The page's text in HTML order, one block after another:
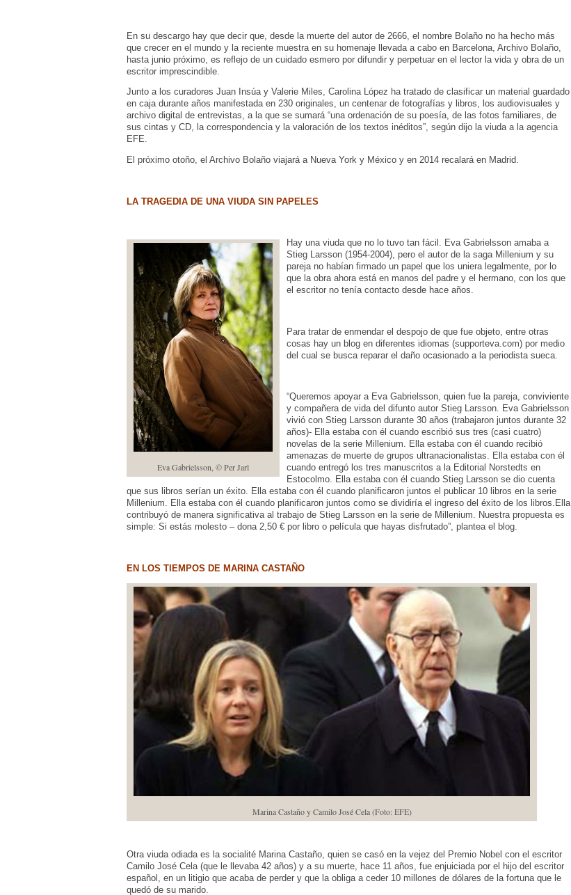
En su descargo hay que decir que, desde la muerte del autor de 2666, el nombre Bolaño no ha hecho más
que crecer en el mundo y la reciente muestra en su homenaje llevada a cabo en Barcelona, Archivo Bolaño,
hasta junio próximo, es reflejo de un cuidado esmero por difundir y perpetuar en el lector la vida y obra de un
escritor imprescindible.
Junto a los curadores Juan Insúa y Valerie Miles, Carolina López ha tratado de clasificar un material guardado
en caja durante años manifestada en 230 originales, un centenar de fotografías y libros, los audiovisuales y
archivo digital de entrevistas, a la que se sumará “una ordenación de su poesía, de las fotos familiares, de
sus cintas y CD, la correspondencia y la valoración de los textos inéditos”, según dijo la viuda a la agencia
EFE.
El próximo otoño, el Archivo Bolaño viajará a Nueva York y México y en 2014 recalará en Madrid.
LA TRAGEDIA DE UNA VIUDA SIN PAPELES
Eva Gabrielsson, © Per Jarl
Hay una viuda que no lo tuvo tan fácil. Eva Gabrielsson amaba a
Stieg Larsson (1954-2004), pero el autor de la saga Millenium y su
pareja no habían firmado un papel que los uniera legalmente, por lo
que la obra ahora está en manos del padre y el hermano, con los que
el escritor no tenía contacto desde hace años.
Para tratar de enmendar el despojo de que fue objeto, entre otras
cosas hay un blog en diferentes idiomas (supporteva.com) por medio
del cual se busca reparar el daño ocasionado a la periodista sueca.
“Queremos apoyar a Eva Gabrielsson, quien fue la pareja, conviviente
y compañera de vida del difunto autor Stieg Larsson. Eva Gabrielsson
vivió con Stieg Larsson durante 30 años (trabajaron juntos durante 32
años)- Ella estaba con él cuando escribió sus tres (casi cuatro)
novelas de la serie Millenium. Ella estaba con él cuando recibió
amenazas de muerte de grupos ultranacionalistas. Ella estaba con él
cuando entregó los tres manuscritos a la Editorial Norstedts en
Estocolmo. Ella estaba con él cuando Stieg Larsson se dio cuenta
que sus libros serían un éxito. Ella estaba con él cuando planificaron juntos el publicar 10 libros en la serie
Millenium. Ella estaba con él cuando planificaron juntos como se dividiría el ingreso del éxito de los libros.Ella
contribuyó de manera significativa al trabajo de Stieg Larsson en la serie de Millenium. Nuestra propuesta es
simple: Si estás molesto – dona 2,50 € por libro o película que hayas disfrutado”, plantea el blog.
EN LOS TIEMPOS DE MARINA CASTAÑO
Marina Castaño y Camilo José Cela (Foto: EFE)
Otra viuda odiada es la socialité Marina Castaño, quien se casó en la vejez del Premio Nobel con el escritor
Camilo José Cela (que le llevaba 42 años) y a su muerte, hace 11 años, fue enjuiciada por el hijo del escritor
español, en un litigio que acaba de perder y que la obliga a ceder 10 millones de dólares de la fortuna que le
quedó de su marido.